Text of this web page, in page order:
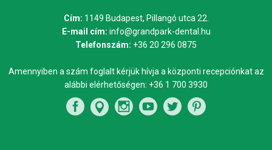
Cím: 1149 Budapest, Pillangó utca 22.
E-mail cím: info@grandpark-dental.hu
Telefonszám: +36 20 296 0875
Amennyiben a szám foglalt kérjük hívja a központi recepciónkat az
alábbi elérhetőségen: +36 1 700 3930